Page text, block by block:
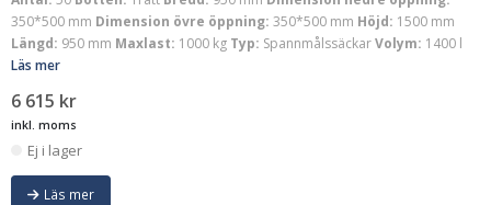
350*500 mm Dimension övre öppning: 350*500 mm Höjd: 1500 mm
Längd: 950 mm Maxlast: 1000 kg Typ: SpannmålssäckarVolym: 1400 l
Läs mer
6 615 kr
inkl. moms
Ej i lager
Läs mer